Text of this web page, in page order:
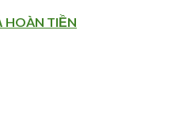
HOÀN TIỀN